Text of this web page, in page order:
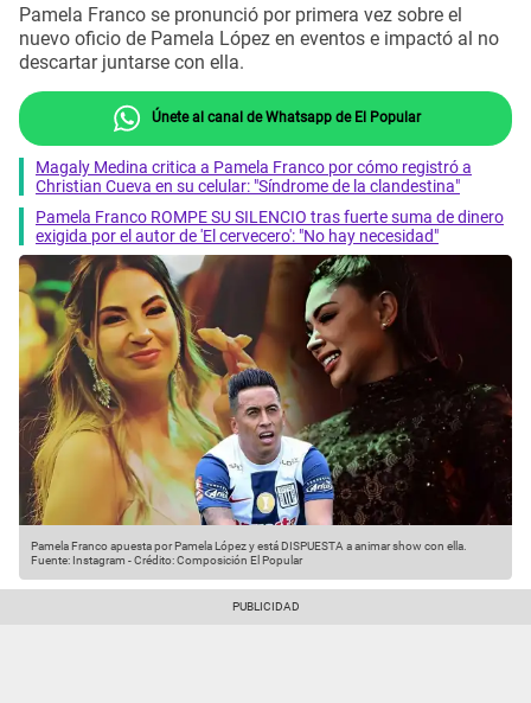
Pamela Franco se pronunció por primera vez sobre el
nuevo oficio de Pamela López en eventos e impactó al no
descartar juntarse con ella.
Únete al canal de Whatsapp de El Popular
Magaly Medina critica a Pamela Franco por cómo registró a
Christian Cueva en su celular: "Síndrome de la clandestina"
Pamela Franco ROMPE SU SILENCIO tras fuerte suma de dinero
exigida por el autor de 'El cervecero': "No hay necesidad"
Pamela Franco apuesta por Pamela López y está DISPUESTA a animar show con ella.
Fuente: Instagram -Crédito: Composición El Popular